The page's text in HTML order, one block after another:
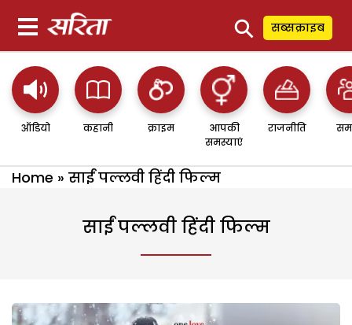
⚲ सब्सक्राइब
ऑडियो कहानी क्राइम
आपकी
समस्याएं
राजनीति
Home » साईं पल्लवी हिंदी फिल्म
साईं पल्लवी हिंदी फिल्म